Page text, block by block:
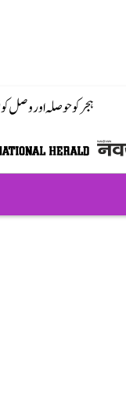
ہجر کو حوصلہ اور وصل